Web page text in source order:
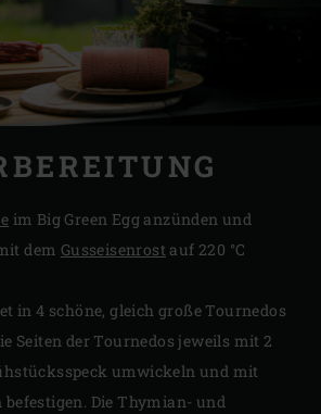
im Big Green Egg anzünden und
dem Gusseisenrost auf 220 °C
in 4 schöne, gleich große Tournedos
Seiten der Tournedos jeweils mit 2
umwickeln und mit
befestigen. Die Thymian- und